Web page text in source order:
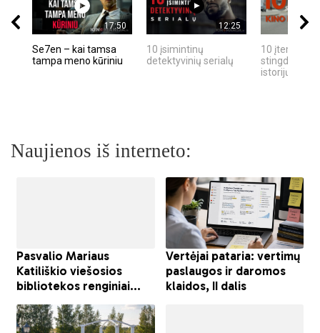
17:50
Se7en – kai tamsa
tampa meno kūriniu
12:25
10 įsimintinų
detektyvinių serialų
10 įtemptų,
stingdančių
istorijų
Naujienos iš interneto: